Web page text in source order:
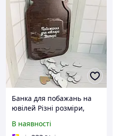
Банка для побажань на
ювілей Різні розміри,
В наявності